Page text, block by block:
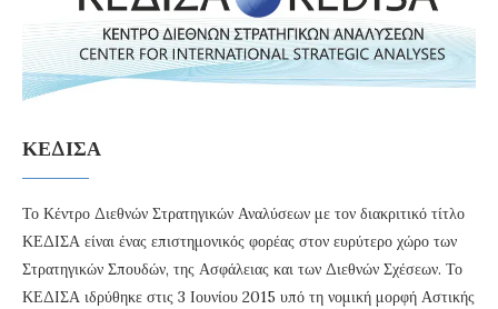
ΚΕΔΙΣΑ
Το Κέντρο Διεθνών Στρατηγικών Αναλύσεων με τον διακριτικό τίτλο
ΚΕΔΙΣΑ είναι ένας επιστημονικός φορέας στον ευρύτερο χώρο των
Στρατηγικών Σπουδών, της Ασφάλειας και των Διεθνών Σχέσεων. Το
ΚΕΔΙΣΑ ιδρύθηκε στις 3 Ιουνίου 2015 υπό τη νομική μορφή Αστικής